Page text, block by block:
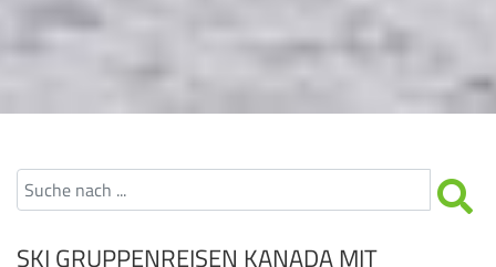
SKI GRUPPENREISEN KANADA MIT